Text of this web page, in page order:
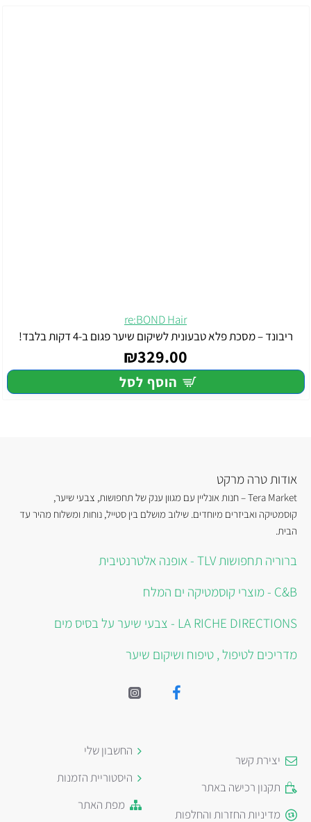
re:BOND Hair
ריבונד – מסכת פלא טבעונית לשיקום שיער פגום ב-4 דקות בלבד!
₪329.00
הוסף לסל
אודות טרה מרקט
Tera Market – חנות אונליין עם מגוון ענק של תחפושות, צבעי שיער,
קוסמטיקה ואביזרים מיוחדים. שילוב מושלם בין סטייל, נוחות ומשלוח מהיר עד
הבית.
ברוריה תחפושות TLV - אופנה אלטרנטיבית
C&B - מוצרי קוסמטיקה ים המלח
LA RICHE DIRECTIONS - צבעי שיער על בסיס מים
מדריכים לטיפול , טיפוח ושיקום שיער
יצירת קשר
תקנון רכישה באתר
מדיניות החזרות והחלפות
החשבון שלי
היסטוריית הזמנות
מפת האתר